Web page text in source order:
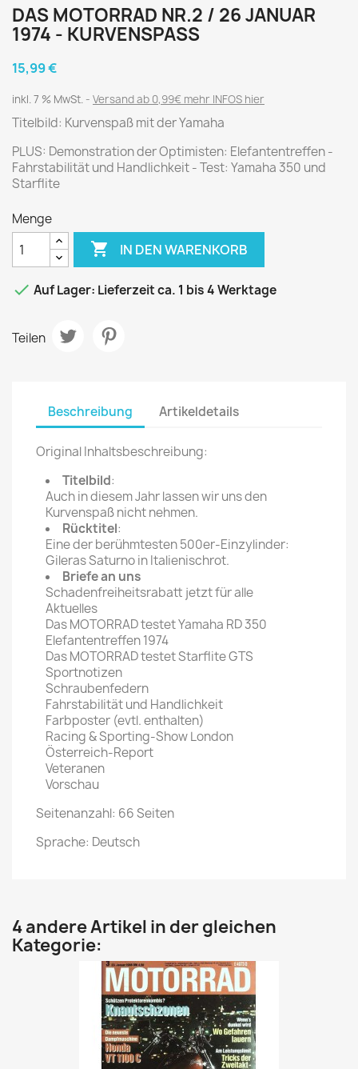
DAS MOTORRAD NR.2 / 26 JANUAR
1974 - KURVENSPASS
15,99 €
inkl. 7 % MwSt. Versand ab 0,99€ mehr INFOS hier
Titelbild: Kurvenspaß mit der Yamaha
PLUS: Demonstration der Optimisten: Elefantentreffen -
Fahrstabilität und Handlichkeit - Test: Yamaha 350 und
Starflite
Menge
 IN DEN WARENKORB
 Auf Lager: Lieferzeit ca. 1 bis 4 Werktage
Teilen
Beschreibung Artikeldetails
Original Inhaltsbeschreibung:
Titelbild:
Auch in diesem Jahr lassen wir uns den
Kurvenspaß nicht nehmen.
Rücktitel:
Eine der berühmtesten 500er-Einzylinder:
Gileras Saturno in Italienischrot.
Briefe an uns
Schadenfreiheitsrabatt jetzt für alle
Aktuelles
Das MOTORRAD testet Yamaha RD 350
Elefantentreffen 1974
Das MOTORRAD testet Starflite GTS
Sportnotizen
Schraubenfedern
Fahrstabilität und Handlichkeit
Farbposter (evtl. enthalten)
Racing & Sporting-Show London
Österreich-Report
Veteranen
Vorschau
Seitenanzahl: 66 Seiten
Sprache: Deutsch
4 andere Artikel in der gleichen
Kategorie: